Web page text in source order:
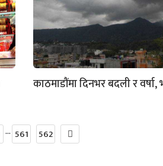
काठमाडौंमा दिनभर बदली र
... 561 562